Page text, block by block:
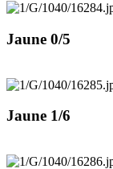
Jaune 0/5
Jaune 1/6